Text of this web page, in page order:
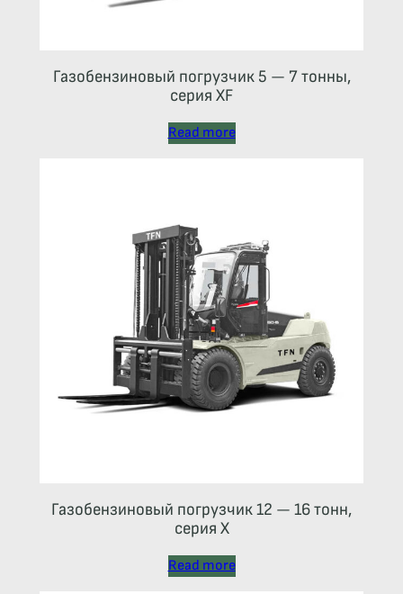
Газобензиновый погрузчик 5 — 7 тонны,
серия XF
Read more
Газобензиновый погрузчик 12 — 16 тонн,
серия X
Read more